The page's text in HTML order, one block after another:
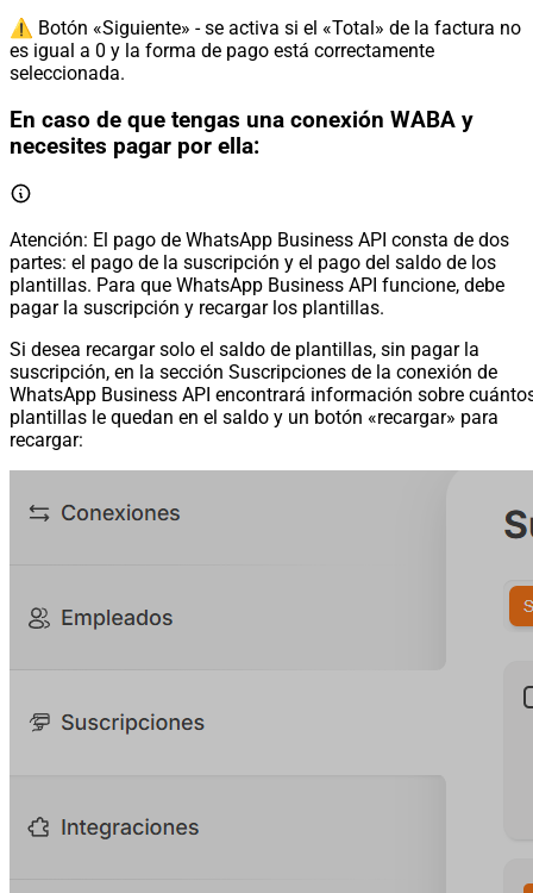
⚠️ Botón «Siguiente» - se activa si el «Total» de la factura no
es igual a 0 y la forma de pago está correctamente
seleccionada.
En caso de que tengas una conexión WABA y
necesites pagar por ella:
Atención: El pago de WhatsApp Business API consta de dos
partes: el pago de la suscripción y el pago del saldo de los
plantillas. Para que WhatsApp Business API funcione, debe
pagar la suscripción y recargar los plantillas.
Si desea recargar solo el saldo de plantillas, sin pagar la
suscripción, en la sección Suscripciones de la conexión de
WhatsApp Business API encontrará información sobre
plantillas le quedan en el saldo y un botón «recargar» para
recargar: